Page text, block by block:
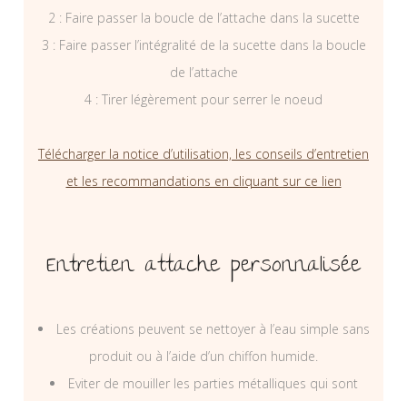
2 : Faire passer la boucle de l’attache dans la sucette
3 : Faire passer l’intégralité de la sucette dans la boucle
de l’attache
4 : Tirer légèrement pour serrer le noeud
Télécharger la notice d’utilisation, les conseils d’entretien
et les recommandations en cliquant sur ce lien
Entretien attache personnalisée
Les créations peuvent se nettoyer à l’eau simple sans
produit ou à l’aide d’un chiffon humide.
Eviter de mouiller les parties métalliques qui sont